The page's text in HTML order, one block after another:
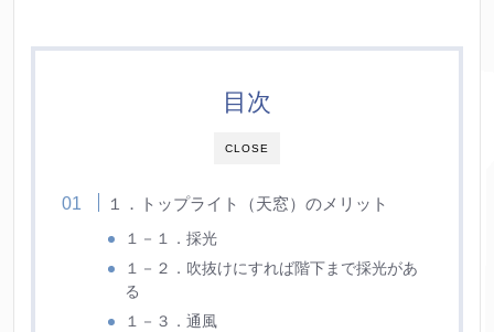
CLOSE
目次
１．トップライト（天窓）のメリット
１－１．採光
１－２．吹抜けにすれば階下まで採光があ
る
１－３．通風